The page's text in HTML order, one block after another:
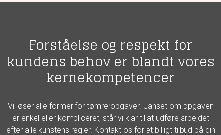
Forståelse og respekt for
kundens behov er blandt vores
kernekompetencer
Vi løser alle former for tømreropgaver. Uanset om opgaven
er enkel eller kompliceret, står vi klar til at udføre arbejdet
efter alle kunstens regler. Kontakt os for et billigt tilbud på din